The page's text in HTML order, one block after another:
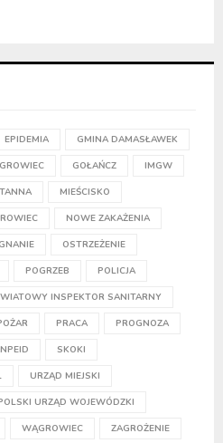
EPIDEMIA GMINA DAMASŁAWEK
GOŁAŃCZ IMGW
MIEŚCISKO
NOWE ZAKAŻENIA
OSTRZEŻENIE
POGRZEB POLICJA
INSPEKTOR SANITARNY
PRACA PROGNOZA
SKOKI
URZĄD MIEJSKI
URZĄD WOJEWÓDZKI
WĄGROWIEC ZAGROŻENIE